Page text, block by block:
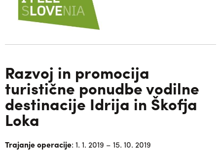
Razvoj in promocija
turistične ponudbe vodilne
destinacije Idrija in Škofja
Loka
Trajanje operacije: 1. 1. 2019 – 15. 10. 2019